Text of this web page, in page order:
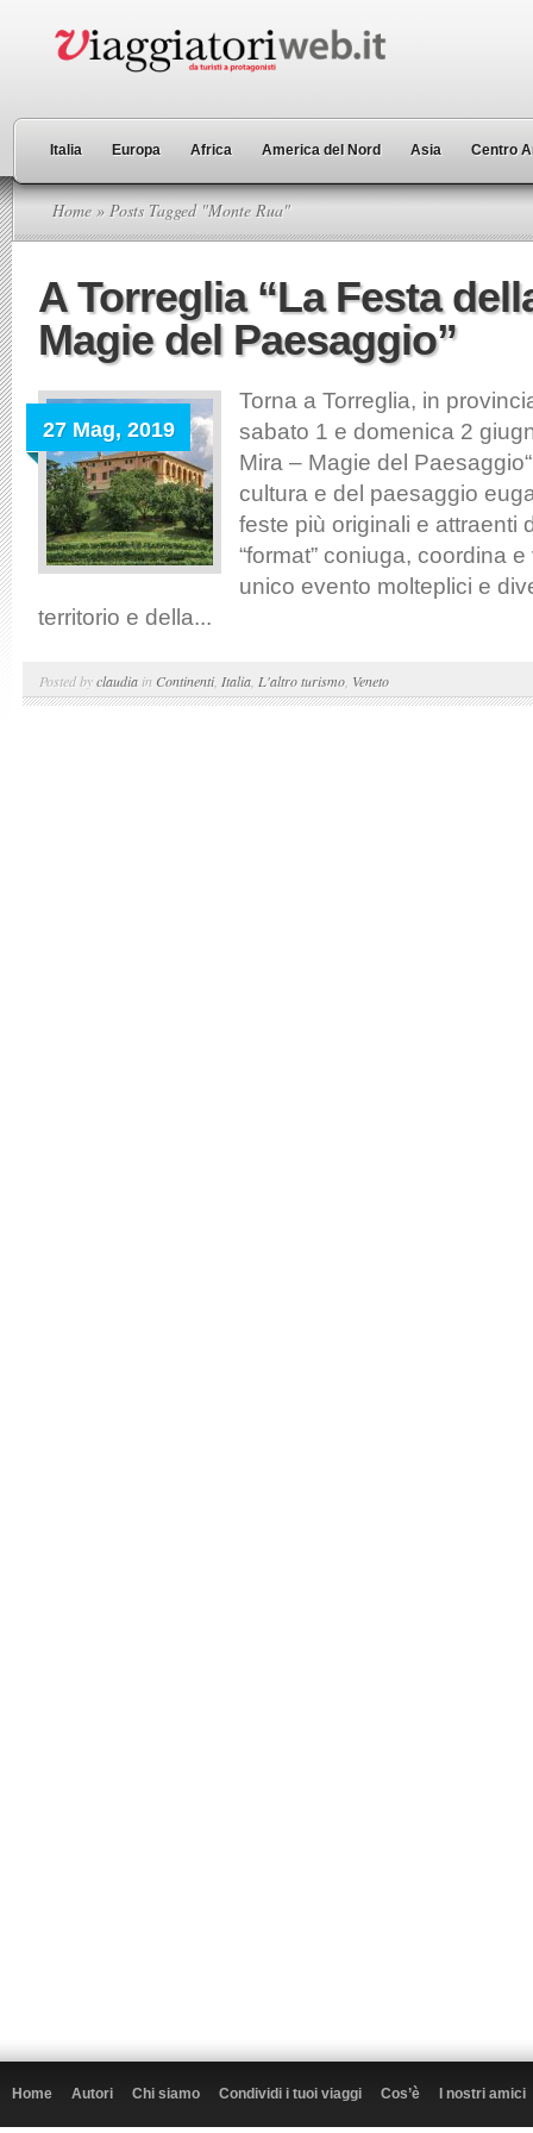
Italia Europa Africa America del Nord Asia Centro
Home » Posts Tagged "Monte Rua"
A Torreglia “La Festa
Magie del Paesaggio”
27 Mag, 2019
Torna a Torreglia, in
sabato 1 e domenica 2
Mira – Magie del
cultura e del paesaggio
feste più originali e attraenti
“format” coniuga, coordina
unico evento molteplici e
territorio e della...
Posted byclaudia in Continenti, Italia L'altro turismo Veneto
Home Autori Chi siamo Condividi i tuoi viaggi Cos’è I nostri amici